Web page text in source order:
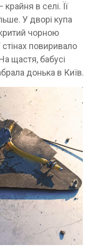
в селі. Її
У дворі купа
чорною
повиривало
щастя, бабусі
донька в Київ.